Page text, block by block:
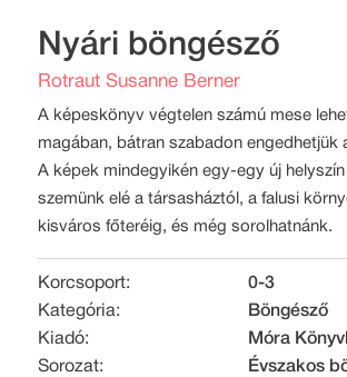
Nyári böngésző
Rotraut Susanne Berner
A képeskönyv végtelen számú mese
magában, bátran szabadon engedhetjük
A képek mindegyikén egy-egy új helyszín
szemünk elé a társasháztól, a falusi
kisváros főteréig, és még sorolhatnánk.
Korcsoport:
0-3
Kategória:
Böngésző
Kiadó:
Móra
Sorozat:
Évszakos